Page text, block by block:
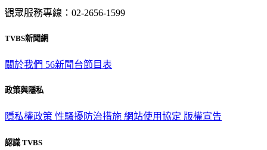
觀眾服務專線：02-2656-1599
TVBS新聞網
關於我們 56新聞台節目表
政策與隱私
隱私權政策 性騷擾防治措施 網站使用協定 版權宣告
認識 TVBS